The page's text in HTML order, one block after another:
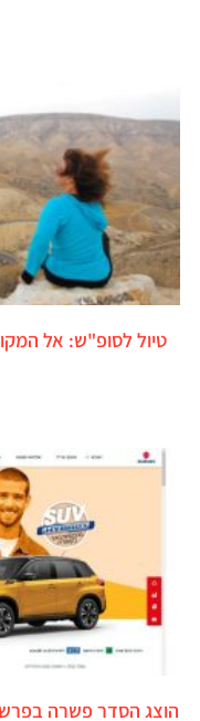
טיול לסופ"ש: אל